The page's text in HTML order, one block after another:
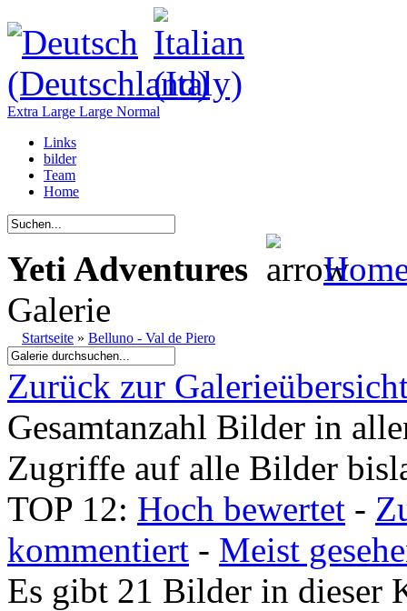
Extra Large Large Normal
Links
bilder
Team
Home
Yeti Adventures
Galerie
Startseite » Belluno - Val de Piero
Zurück zur
Gesamtanzahl Bilder in
Zugriffe auf alle Bilder
TOP 12: Hoch bewertet -
kommentiert - Meist
Es gibt 21 Bilder in dieser